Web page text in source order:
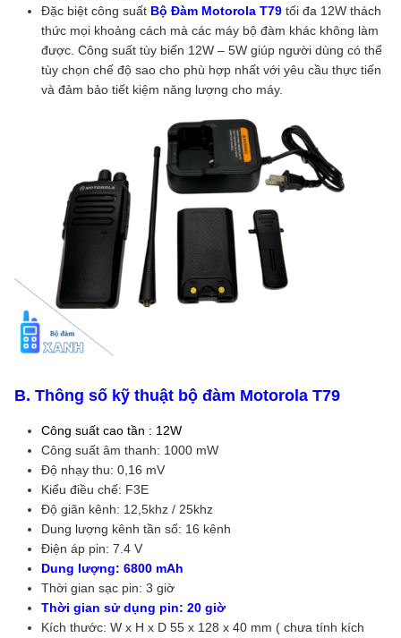
Đặc biệt công suất Bộ Đàm Motorola T79 tối đa 12W thách
thức mọi khoảng cách mà các máy bộ đàm khác không làm
được. Công suất tùy biến 12W – 5W giúp người dùng có thể
tùy chọn chế độ sao cho phù hợp nhất với yêu cầu thực tiến
và đảm bảo tiết kiệm năng lượng cho máy.
B. Thông số kỹ thuật bộ đàm Motorola T79
Công suất cao tần : 12W
Công suất âm thanh: 1000 mW
Độ nhạy thu: 0,16 mV
Kiểu điều chế: F3E
Độ giãn kênh: 12,5khz / 25khz
Dung lượng kênh tần số: 16 kênh
Điện áp pin: 7.4 V
Dung lượng: 6800 mAh
Thời gian sạc pin: 3 giờ
Thời gian sử dụng pin: 20 giờ
Kích thước: W x H x D 55 x 128 x 40 mm ( chưa tính kích